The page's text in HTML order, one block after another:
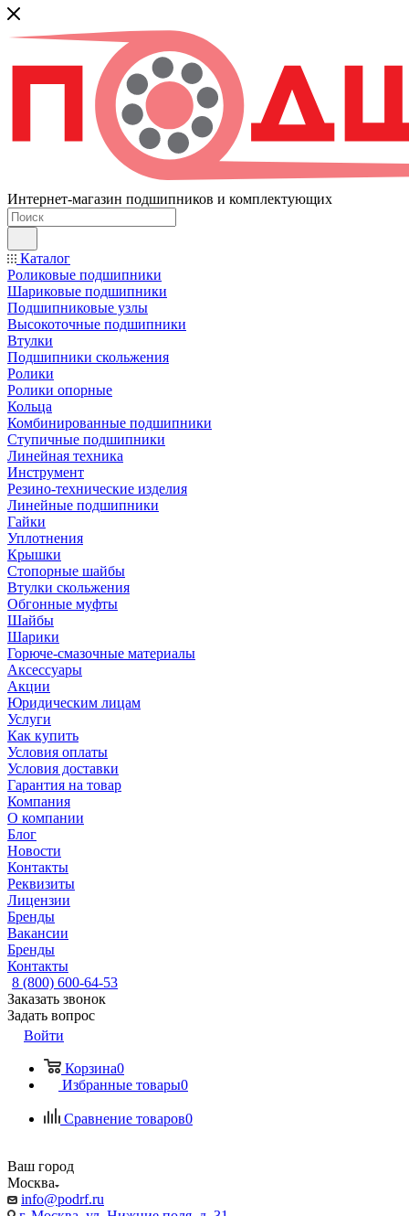
Интернет-магазин подшипников и комплектующих
Каталог
Роликовые подшипники
Шариковые подшипники
Подшипниковые узлы
Высокоточные подшипники
Втулки
Подшипники скольжения
Ролики
Ролики опорные
Кольца
Комбинированные подшипники
Ступичные подшипники
Линейная техника
Инструмент
Резино-технические изделия
Линейные подшипники
Гайки
Уплотнения
Крышки
Стопорные шайбы
Втулки скольжения
Обгонные муфты
Шайбы
Шарики
Горюче-смазочные материалы
Аксессуары
Акции
Юридическим лицам
Услуги
Как купить
Условия оплаты
Условия доставки
Гарантия на товар
Компания
О компании
Блог
Новости
Контакты
Реквизиты
Лицензии
Бренды
Вакансии
Бренды
Контакты
8 (800) 600-64-53
Заказать звонок
Задать вопрос
Войти
Корзина0
Избранные товары0
Сравнение товаров0
Ваш город
Москва
info@podrf.ru